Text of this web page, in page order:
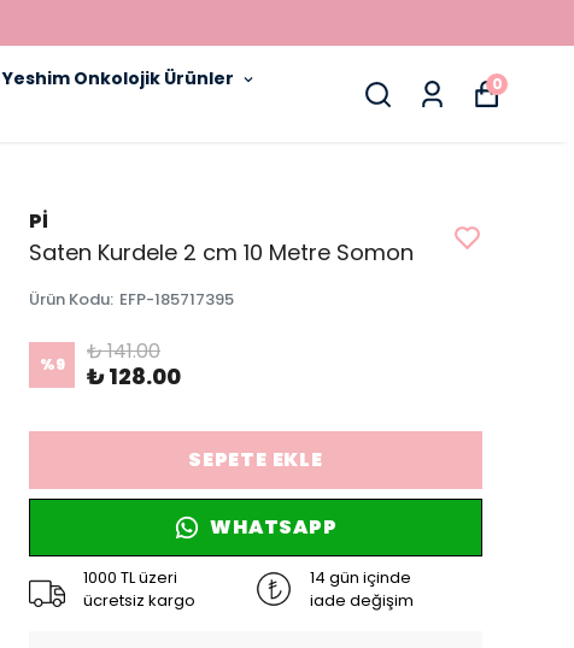
Yeshim Onkolojik Ürünler
0
Pİ
Saten Kurdele 2 cm 10 Metre Somon
Ürün Kodu: EFP-185717395
%9 ₺ 141.00
₺ 128.00
SEPETE EKLE
WHATSAPP
1000 TL üzeri
ücretsiz kargo
14 gün içinde
iade değişim